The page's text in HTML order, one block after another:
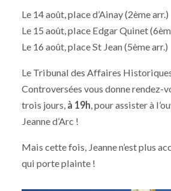
Le 14 août, place d’Ainay (2ème arr.)
Le 15 août, place Edgar Quinet
Le 16 août, place St Jean (5ème arr.)
Le Tribunal des Affaires
Controversées vous donne rendez-
trois jours, à 19h , pour assister à
Jeanne d’Arc !
Mais cette fois, Jeanne n’est plus
qui porte plainte !